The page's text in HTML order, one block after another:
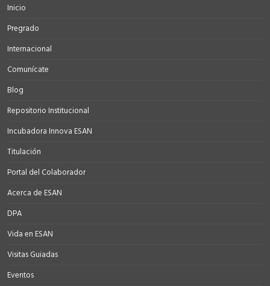
Inicio
Pregrado
Internacional
Comunícate
Blog
Repositorio Institucional
Incubadora Innova ESAN
Titulación
Portal del Colaborador
Acerca de ESAN
DPA
Vida en ESAN
Visitas Guiadas
Eventos